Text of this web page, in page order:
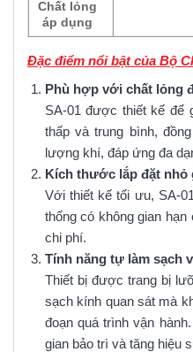
Chất lỏng
áp dụng
Đặc điểm nổi bật của Bộ
Phù hợp với chất lỏng
SA-01 được thiết kế để
thấp và trung bình,
lượng khí, đáp ứng đa
Kích thước lắp đặt nhỏ
Với thiết kế tối ưu, SA-
thống có không gian
chi phí.
Tính năng tự làm sạch
Thiết bị được trang bị
sạch kính quan sát mà
đoạn quá trình vận
gian bảo trì và tăng hiệu